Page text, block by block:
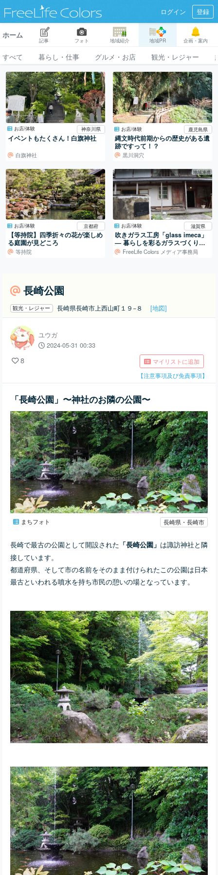
ログイン 登録
ホーム
記事 フォト 地域紹介 地域PR 企画・案内
すべて 暮らし・仕事 グルメ・お店 観光・レジャー
お店/体験 神奈川県
イベントもたくさん！白旗神社
白旗神社
お店/体験 鹿児島県
縄文時代前期からの歴史がある遺
跡ですって！？
黒川洞穴
お店/体験 京都府
【等持院】四季折々の花が楽しめ
る庭園が見どころ
等持院
地域連携
お店/体験 滋賀県
吹きガラス工房「glass imeca」
― 暮らしを彩るガラスづくり／
滋賀・葛川
FreeLife Colors メディア事務局
長崎公園
観光・レジャー 長崎県長崎市上西山町１９−８ [地図]
ユウガ
2024-05-31 00:33
8
マイリストに追加
【注意事項及び免責事項】
「長崎公園」〜神社のお隣の公園〜
まちフォト 長崎県・長崎市
長崎で最古の公園として開設された 「長崎公園」 は諏訪神社と隣
接しています。
都道府県、そして市の名前をそのまま付けられたこの公園は日本
最古といわれる噴水を持ち市民の憩いの場となっています。